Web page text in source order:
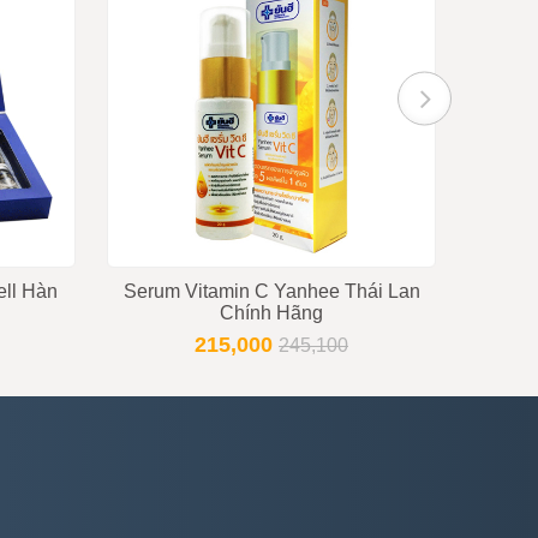
Hàn
Serum Vitamin C Yanhee Thái Lan
Chính Hãng
215,000 245,100